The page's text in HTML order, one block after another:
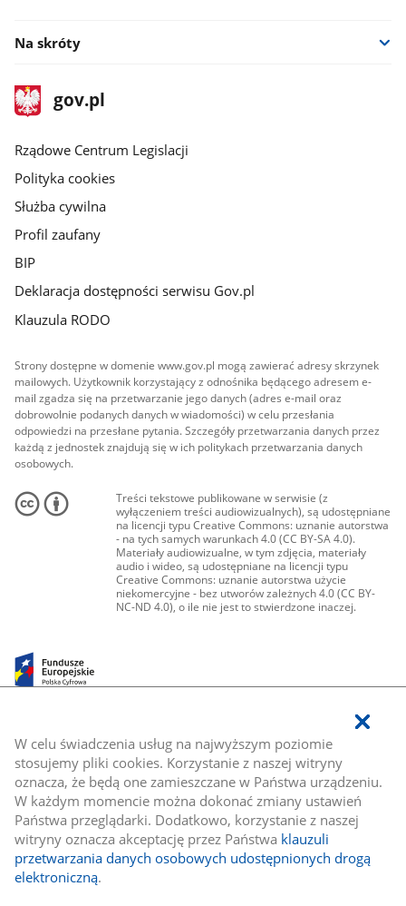
W celu świadczenia usług na najwyższym poziomie
stosujemy pliki cookies. Korzystanie z naszej witryny
oznacza, że będą one zamieszczane w Państwa urządzeniu.
W każdym momencie można dokonać zmiany ustawień
Państwa przeglądarki. Dodatkowo, korzystanie z naszej
witryny oznacza akceptację przez Państwa klauzuli
przetwarzania danych osobowych udostępnionych drogą
elektroniczną.
Na skróty
stopka
gov.plStrona
gov.pl
Rządowe Centrum Legislacji
Polityka cookies
Służba cywilna
Profil zaufany
BIP
Deklaracja dostępności serwisu Gov.pl
Klauzula RODO
Strony dostępne w domenie www.gov.pl mogą zawierać adresy skrzynek
mailowych. Użytkownik korzystający z odnośnika będącego adresem e-
mail zgadza się na przetwarzanie jego danych (adres e-mail oraz
dobrowolnie podanych danych w wiadomości) w celu przesłania
odpowiedzi na przesłane pytania. Szczegóły przetwarzania danych przez
każdą z jednostek znajdują się w ich politykach przetwarzania danych
osobowych.
Treści tekstowe publikowane w serwisie (z
wyłączeniem treści audiowizualnych), są udostępniane
na licencji typu Creative Commons: uznanie autorstwa
- na tych samych warunkach 4.0 (CC BY-SA 4.0).
Materiały audiowizualne, w tym zdjęcia, materiały
audio i wideo, są udostępniane na licencji typu
Creative Commons: uznanie autorstwa użycie
niekomercyjne - bez utworów zależnych 4.0 (CC BY-
NC-ND 4.0), o ile nie jest to stwierdzone inaczej.